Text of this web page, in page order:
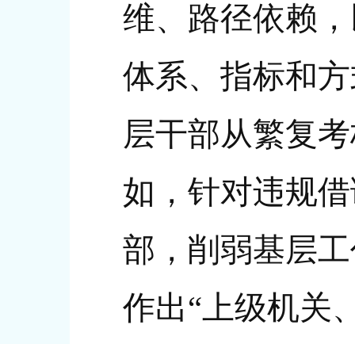
维、路径依赖
体系、指标和
层干部从繁复
如，针对违规
部，削弱基层
作出“上级机关